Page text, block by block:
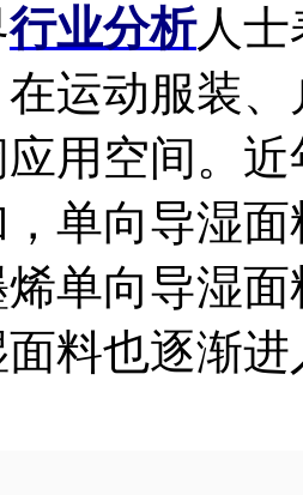
行业分析人士
运动服装
用空间。
单向导湿
单向导湿
料也逐渐